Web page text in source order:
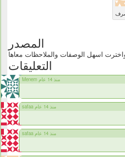
المصدر
اسهل الوصفات والملاحظات معاها
التعليقات
Menem منذ 14 عام
safaa منذ 14 عام
safaa منذ 14 عام